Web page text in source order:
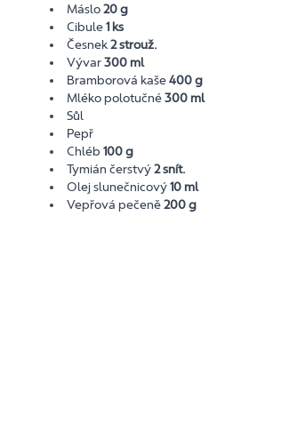
Máslo20 g
Cibule1 ks
Česnek2 strouž.
Vývar300 ml
Bramborová kaše400 g
Mléko polotučné300 ml
Sůl
Pepř
Chléb100 g
Tymián čerstvý2 snít.
Olej slunečnicový10 ml
Vepřová pečeně200 g